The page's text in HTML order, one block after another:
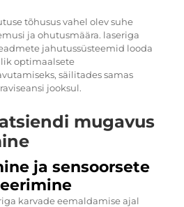
tõhusus vahel olev suhe
ja ohutusmäära. laseriga
jahutussüsteemid looda
optimaalsete
säilitades samas
jooksul.
mugavus
ja sensoorsete
karvade eemaldamise ajal